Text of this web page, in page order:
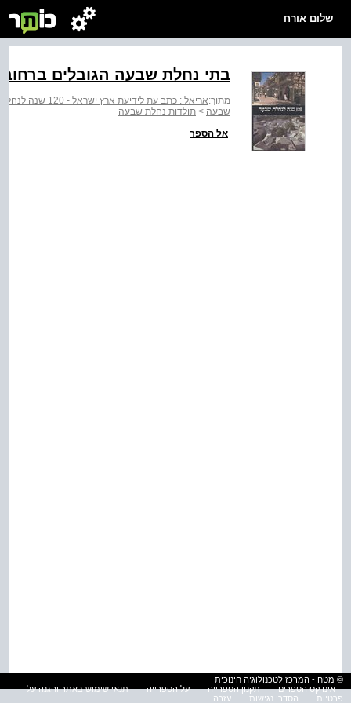
שלום אורח
בתי נחלת שבעה הגובלים ברחוב
מתוך:אריאל : כתב עת לידיעת ארץ ישראל - 120 שנה לנחלת שבעה
שבעה > תולדות נחלת שבעה
אל הספר
© מטח - המרכז לטכנולוגיה חינוכית
אינדקס הספרים
תקנון הספרייה על הספרייה
תנאי שימוש באתר והגנה על
פרטיות
הסדרי נגישות עזרה